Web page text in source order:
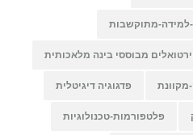
למידה-מתוקשבות
מבוססי בינה מלאכותית
מקוונת פדגוגיה דיגיטלית
פלטפורמות-טכנולוגיות